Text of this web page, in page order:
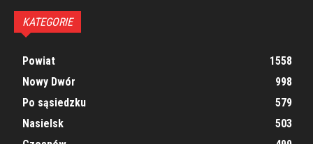
KATEGORIE
Powiat
1558
Nowy Dwór
998
Po sąsiedzku
579
Nasielsk
503